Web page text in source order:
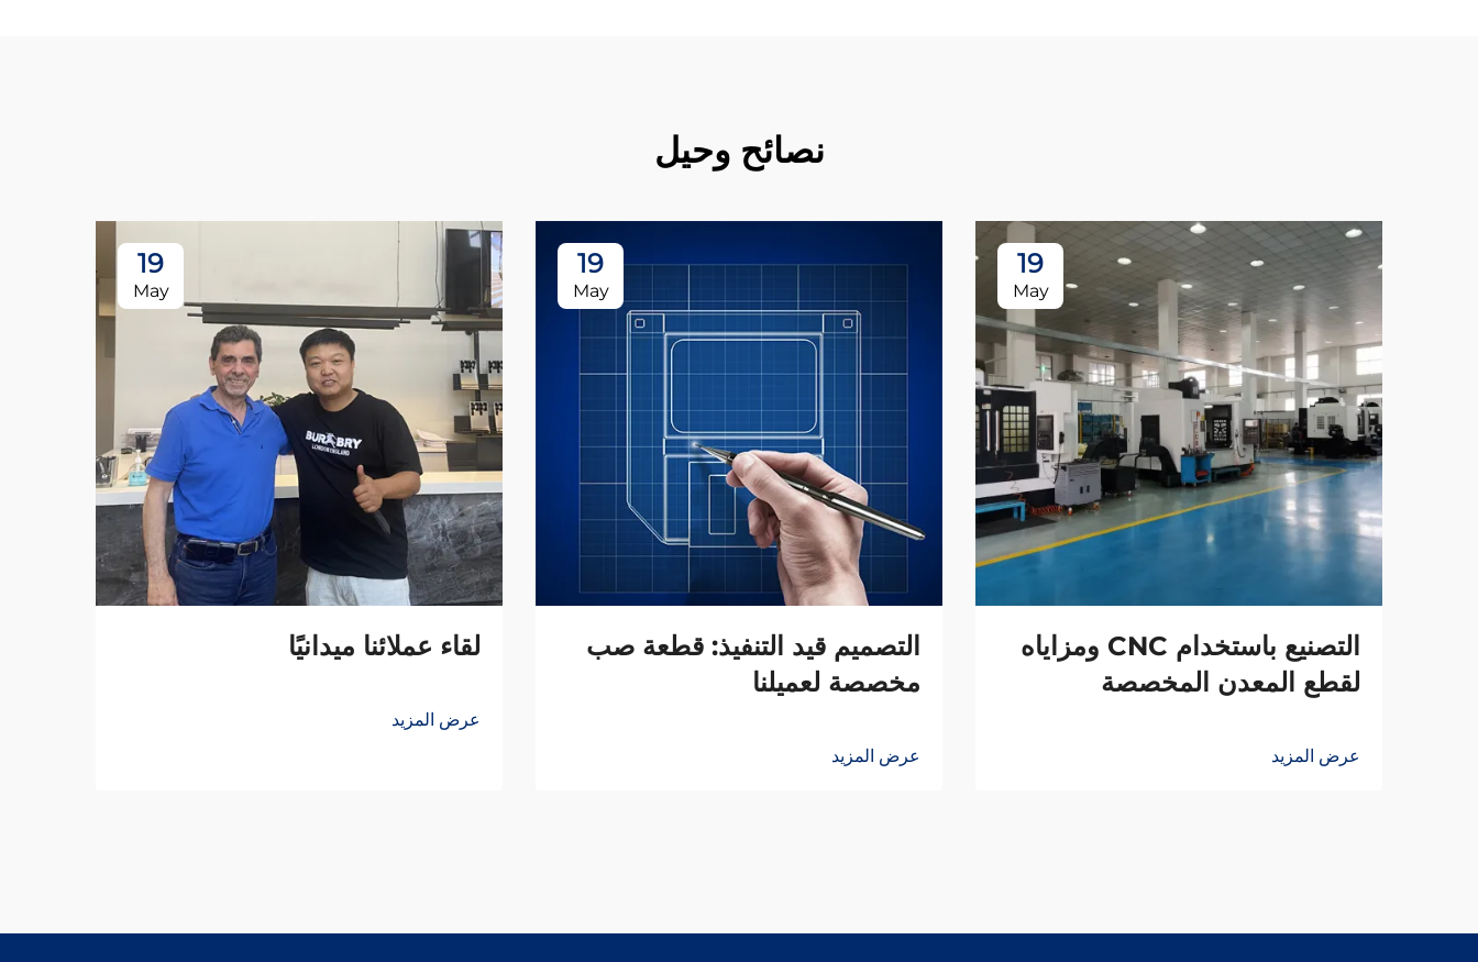
نصائح وحيل
19
May
التصنيع باستخدام CNC ومزاياه
لقطع المعدن المخصصة
عرض المزيد
19
May
التصميم قيد التنفيذ: قطعة صب
مخصصة لعميلنا
عرض المزيد
19
May
لقاء عملائنا ميدانيًا
عرض المزيد